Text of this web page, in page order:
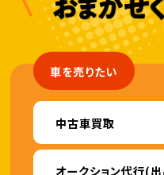
車を売りたい
中古車買取
オークション代行(